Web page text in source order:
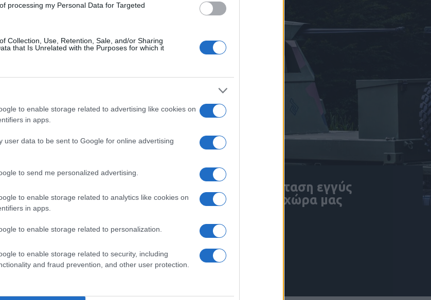
processing my Personal Data for Targeted
Collection, Use, Retention, Sale, and/or Sharing
that Is Unrelated with the Purposes for which it
to enable storage related to advertising like cookies on
in apps.
user data to be sent to Google for online advertising
to send me personalized advertising.
to enable storage related to analytics like cookies on
in apps.
to enable storage related to personalization.
to enable storage related to security, including
and fraud prevention, and other user protection.
Valhalla Skythunder 300, μια πρόταση εγγύς
αεράμυνας που ταιριάζει και στη χώρα μας
04/08/2026 28
ΔΙΑΒΑΣΤΕ ΠΕΡΙΣΣΟΤΕΡΑ